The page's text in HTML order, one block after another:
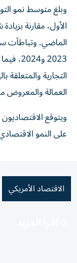
الماضي. وتباطأت
2023
التجارية
العمالة ​والمعروض
ويتوقع
على النمو
الاقتصاد الأمريكي